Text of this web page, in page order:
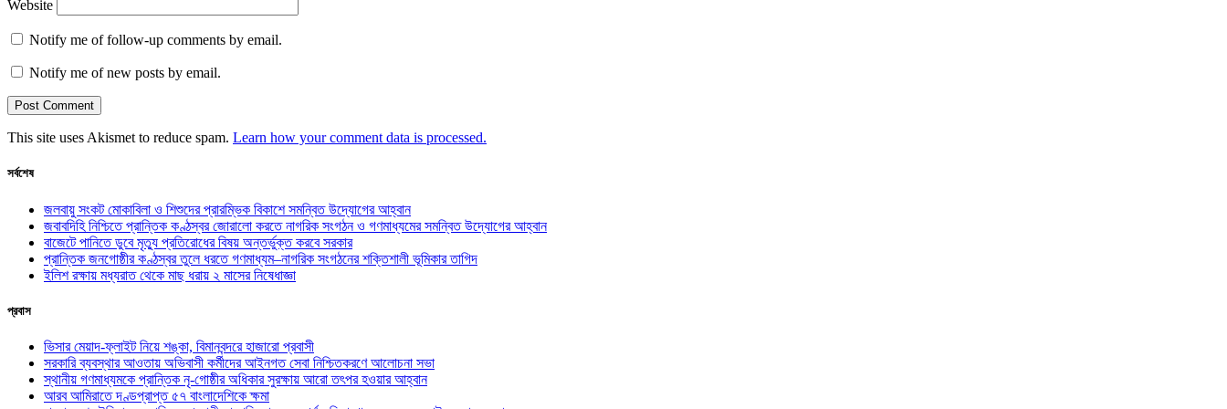
Website
Notify me of follow-up comments by email.
Notify me of new posts by email.
This site uses Akismet to reduce spam. Learn how your comment data is processed.
সর্বশেষ
জলবায়ু সংকট মোকাবিলা ও শিশুদের প্রারম্ভিক বিকাশে সমন্বিত উদ্যোগের আহ্বান
জবাবদিহি নিশ্চিতে প্রান্তিক কণ্ঠস্বর জোরালো করতে নাগরিক সংগঠন ও গণমাধ্যমের সমন্বিত উদ্যোগের আহ্বান
বাজেটে পানিতে ডুবে মৃত্যু প্রতিরোধের বিষয় অন্তর্ভুক্ত করবে সরকার
প্রান্তিক জনগোষ্ঠীর কণ্ঠস্বর তুলে ধরতে গণমাধ্যম–নাগরিক সংগঠনের শক্তিশালী ভূমিকার তাগিদ
ইলিশ রক্ষায় মধ্যরাত থেকে মাছ ধরায় ২ মাসের নিষেধাজ্ঞা
প্রবাস
ভিসার মেয়াদ-ফ্লাইট নিয়ে শঙ্কা, বিমানবন্দরে হাজারো প্রবাসী
সরকারি ব্যবস্থার আওতায় অভিবাসী কর্মীদের আইনগত সেবা নিশ্চিতকরণে আলোচনা সভা
স্থানীয় গণমাধ্যমকে প্রান্তিক নৃ-গোষ্ঠীর অধিকার সুরক্ষায় আরো তৎপর হওয়ার আহ্বান
আরব আমিরাতে দণ্ডপ্রাপ্ত ৫৭ বাংলাদেশিকে ক্ষমা